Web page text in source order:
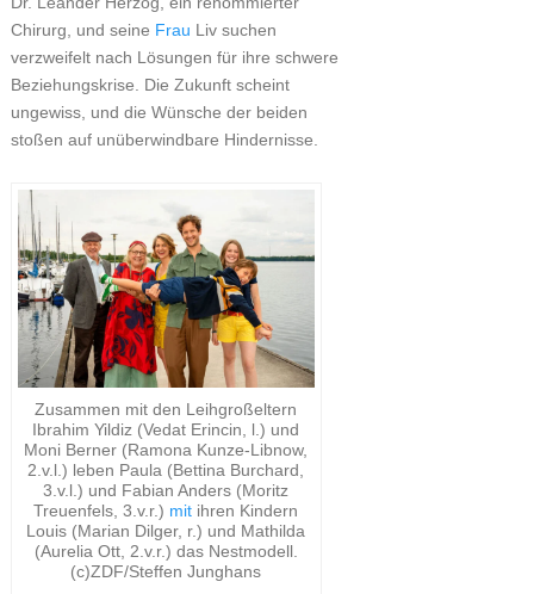
Chirurg, und seine Frau Liv suchen
verzweifelt nach Lösungen für ihre schwere
Beziehungskrise. Die Zukunft scheint
ungewiss, und die Wünsche der beiden
stoßen auf unüberwindbare Hindernisse.
Zusammen mit den Leihgroßeltern
Ibrahim Yildiz (Vedat Erincin, l.) und
Moni Berner (Ramona Kunze-Libnow,
2.v.l.) leben Paula (Bettina Burchard,
3.v.l.) und Fabian Anders (Moritz
Treuenfels, 3.v.r.) mit ihren Kindern
Louis (Marian Dilger, r.) und Mathilda
(Aurelia Ott, 2.v.r.) das Nestmodell.
(c)ZDF/Steffen Junghans